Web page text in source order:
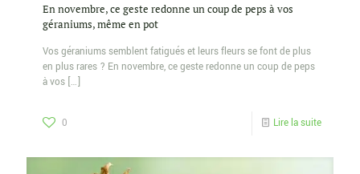
En novembre, ce geste redonne un coup de peps à vos
géraniums, même en pot
Vos géraniums semblent fatigués et leurs fleurs se font de plus
en plus rares ? En novembre, ce geste redonne un coup de peps
à vos […]
0 Lire la suite